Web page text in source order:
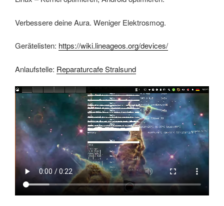
Verbessere deine Aura. Weniger Elektrosmog.
Gerätelisten: https://wiki.lineageos.org/devices/
Anlaufstelle: Reparaturcafe Stralsund